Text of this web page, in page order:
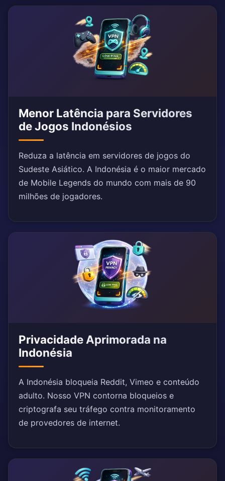
Menor Latência para Servidores
de Jogos Indonésios
Reduza a latência em servidores de jogos do
Sudeste Asiático. A Indonésia é o maior mercado
de Mobile Legends do mundo com mais de 90
milhões de jogadores.
Privacidade Aprimorada na
Indonésia
A Indonésia bloqueia Reddit, Vimeo e conteúdo
adulto. Nosso VPN contorna bloqueios e
criptografa seu tráfego contra monitoramento
de provedores de internet.